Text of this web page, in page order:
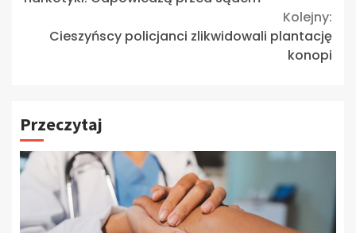
Kolejny:
Cieszyńscy policjanci zlikwidowali plantację
konopi
Przeczytaj